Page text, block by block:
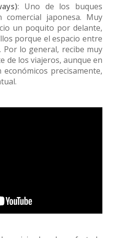
: Uno de los buques
japonesa. Muy
un poquito por delante,
porque el espacio entre
Por lo general, recibe muy
de los viajeros, aunque en
precisamente,